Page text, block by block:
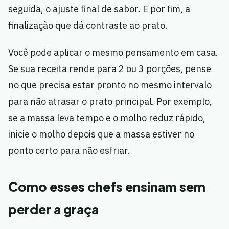
seguida, o ajuste final de sabor. E por fim, a
finalização que dá contraste ao prato.
Você pode aplicar o mesmo pensamento em casa.
Se sua receita rende para 2 ou 3 porções, pense
no que precisa estar pronto no mesmo intervalo
para não atrasar o prato principal. Por exemplo,
se a massa leva tempo e o molho reduz rápido,
inicie o molho depois que a massa estiver no
ponto certo para não esfriar.
Como esses chefs ensinam sem
perder a graça